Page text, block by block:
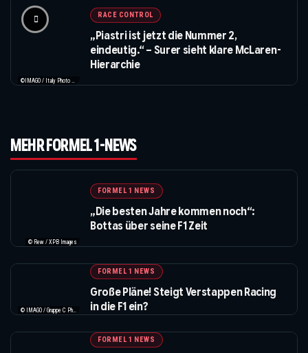
©IMAGO / Italy Photo Press / XPB Images
RACE CONTROL
„Piastri ist jetzt die Nummer 2,
eindeutig.“ – Surer sieht klare McLaren-
Hierarchie
MEHR FORMEL 1-NEWS
© Rew / XPB Images
FORMEL 1 NEWS
„Die besten Jahre kommen noch“:
Bottas über seine F1 Zeit
© IMAGO / Gruppe C Photography
FORMEL 1 NEWS
Große Pläne! Steigt Verstappen Racing
in die F1 ein?
FORMEL 1 NEWS